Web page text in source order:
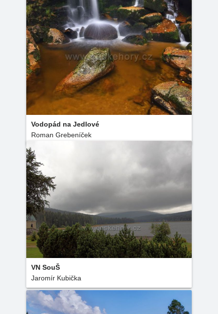
Vodopád na Jedlové
Roman Grebeníček
VN SouŠ
Jaromír Kubička